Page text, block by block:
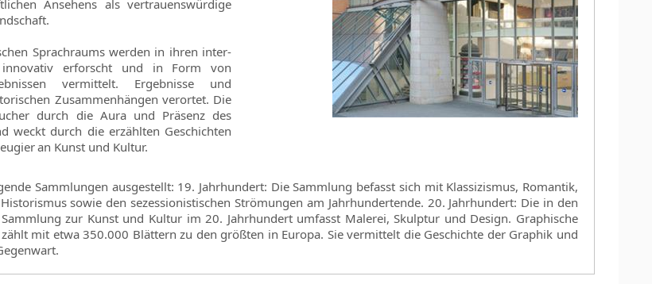
Ansehens als vertrauenswürdige
Sprachraums werden in ihren inter-
innovativ erforscht und in Form von
vermittelt. Ergebnisse und
Zusammenhängen verortet. Die
durch die Aura und Präsenz des
weckt durch die erzählten Geschichten
an Kunst und Kultur.
Sammlungen ausgestellt: 19. Jahrhundert: Die Sammlung befasst sich mit Klassizismus, Romantik,
sowie den sezessionistischen Strömungen am Jahrhundertende. 20. Jahrhundert: Die in den
zur Kunst und Kultur im 20. Jahrhundert umfasst Malerei, Skulptur und Design. Graphische
mit etwa 350.000 Blättern zu den größten in Europa. Sie vermittelt die Geschichte der Graphik und